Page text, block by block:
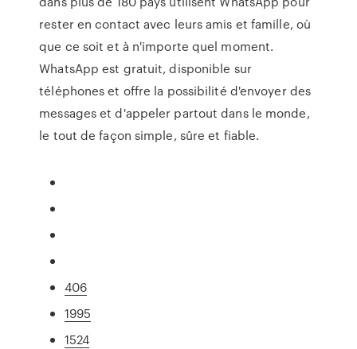
rester en contact avec leurs amis et famille, où
que ce soit et à n'importe quel moment.
WhatsApp est gratuit, disponible sur
téléphones et offre la possibilité d'envoyer des
messages et d'appeler partout dans le monde,
le tout de façon simple, sûre et fiable.
406
1995
1524